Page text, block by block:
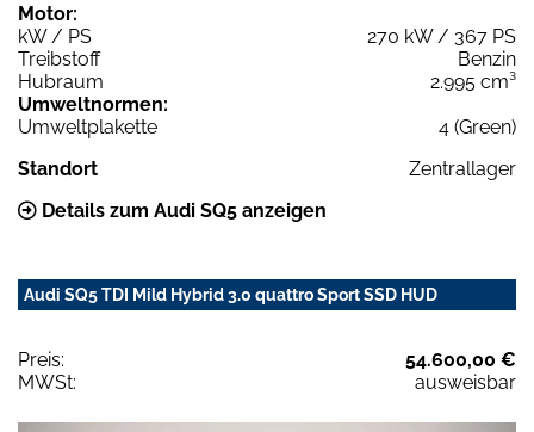
Motor:
kW / PS
270 kW / 367 PS
Treibstoff
Benzin
Hubraum
2.995 cm³
Umweltnormen:
Umweltplakette
4 (Green)
Standort
Zentrallager
Details zum Audi SQ5 anzeigen
Audi SQ5 TDI Mild Hybrid 3.0 quattro Sport SSD HUD
Preis:
54.600,00 €
MWSt:
ausweisbar